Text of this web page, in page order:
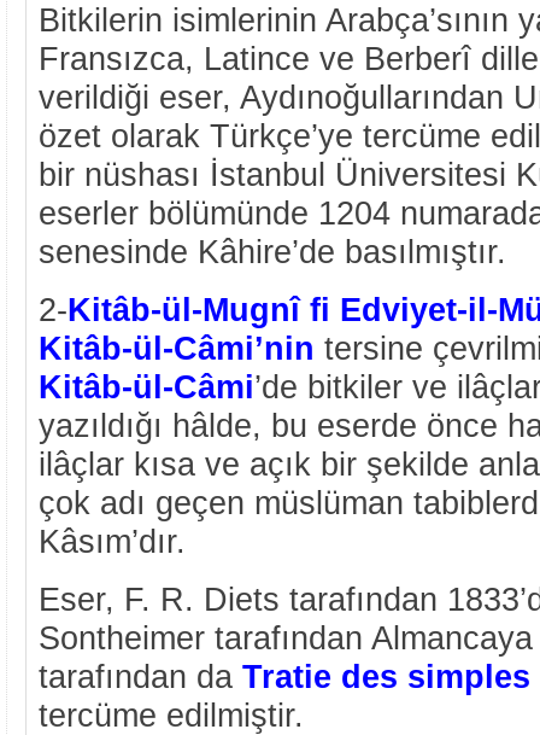
Bitkilerin isimlerinin Arabça’sının
Fransızca, Latince ve Berberî
verildiği eser, Aydınoğullarından
özet olarak Türkçe’ye tercüme
bir nüshası İstanbul Üniversitesi
eserler bölümünde 1204
senesinde Kâhire’de basılmıştır.
2-Kitâb-ül-Mugnî fi Edviyet-il-
Kitâb-ül-Câmi’nin tersine
Kitâb-ül-Câmi’de bitkiler ve
yazıldığı hâlde, bu eserde önce
ilâçlar kısa ve açık bir şekilde
çok adı geçen müslüman
Kâsım’dır.
Eser, F. R. Diets tarafından
Sontheimer tarafından
tarafından da Tratie des simples
tercüme edilmiştir.